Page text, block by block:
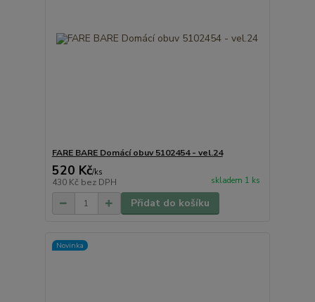
FARE BARE Domácí obuv 5102454 - vel.24
520 Kč/ks
430 Kč bez DPH skladem 1 ks
Přidat do košíku
Novinka